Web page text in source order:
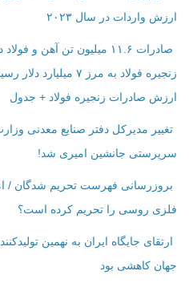
ارزش واردات در سال ۲۰۲۳
زنجیره فولاد به مرز
ارزش صادرات زنجیره فولاد + جدول
تغییر مدیرکل دفتر صنایع معدنی
سرپرستی جانشین امیری شد!
بروزرسانی فهرست تحریم شدگان /
فلزی روسی را تحریم کرده است؟
ارتقای جایگاه ایران به نهمین
جهان کاهشی بود